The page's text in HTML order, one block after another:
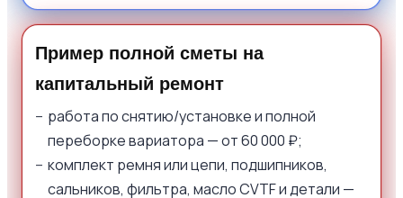
Пример полной сметы на
капитальный ремонт
работа по снятию/установке и полной
переборке вариатора — от 60 000 ₽;
комплект ремня или цепи, подшипников,
сальников, фильтра, масло CVTF и детали —